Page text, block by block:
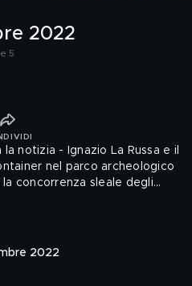
2022
5
notizia - Ignazio La Russa e il
nel parco archeologico
concorrenza sleale degli
e Ibrahimovic, i meme più
la Rai ignora l'UE - Zlatan
di Striscia - Natalie, il bar
2022